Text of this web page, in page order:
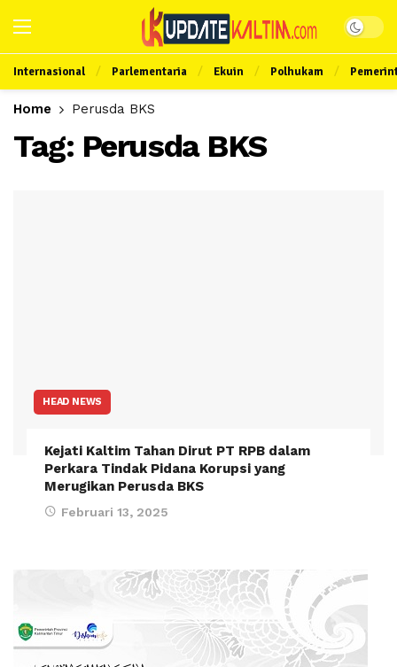
Internasional Parlementaria Ekuin Polhukam
Home Perusda BKS
Tag: Perusda BKS
HEAD NEWS
Kejati Kaltim Tahan Dirut PT RPB dalam
Perkara Tindak Pidana Korupsi yang
Merugikan Perusda BKS
Februari 13, 2025